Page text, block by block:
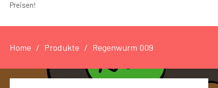
Preisen!
Home Produkte Regenwurm 009